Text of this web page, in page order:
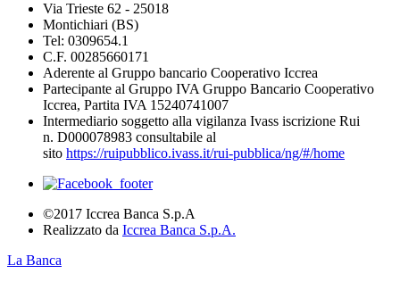
Via Trieste 62 - 25018
Montichiari (BS)
Tel: 0309654.1
C.F. 00285660171
Aderente al Gruppo bancario Cooperativo Iccrea
Partecipante al Gruppo IVA Gruppo Bancario Cooperativo
Iccrea, Partita IVA 15240741007
Intermediario soggetto alla vigilanza Ivass iscrizione Rui
n. D000078983 consultabile al
sito https://ruipubblico.ivass.it/rui-pubblica/ng/#/home
©2017 Iccrea Banca S.p.A
Realizzato da Iccrea Banca S.p.A.
La Banca